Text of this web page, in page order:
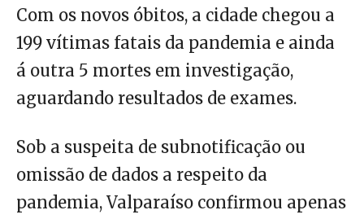
Com os novos óbitos, a cidade chegou a
199 vítimas fatais da pandemia e ainda
á outra 5 mortes em investigação,
aguardando resultados de exames.
Sob a suspeita de subnotificação ou
omissão de dados a respeito da
pandemia, Valparaíso confirmou apenas